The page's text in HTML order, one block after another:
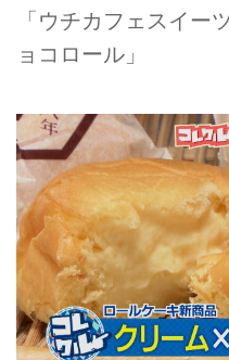
「ウチカフェスイ
ョコロール」